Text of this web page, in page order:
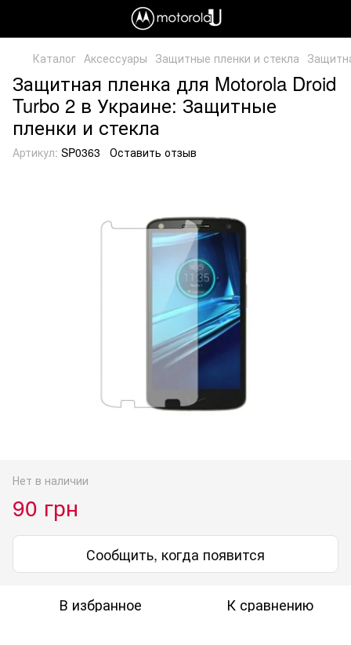
Каталог Аксессуары Защитные пленки и стекла
Защитная пленка для Motorola Droid
Turbo 2 в Украине: Защитные
пленки и стекла
Артикул: SP0363 Оставить отзыв
Нет в наличии
90 грн
Сообщить, когда появится
В избранное К сравнению